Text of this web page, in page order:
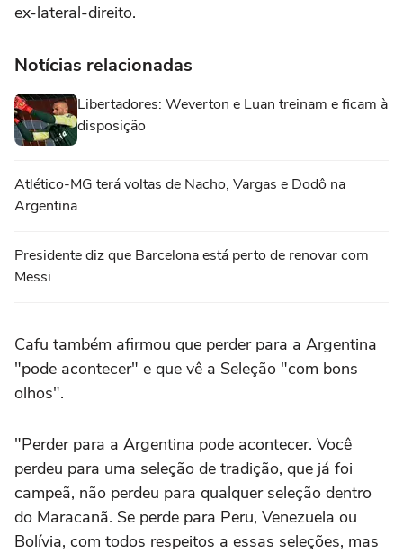
ex-lateral-direito.
Notícias relacionadas
Libertadores: Weverton e Luan treinam e ficam à
disposição
Atlético-MG terá voltas de Nacho, Vargas e Dodô na
Argentina
Presidente diz que Barcelona está perto de renovar com
Messi
Cafu também afirmou que perder para a Argentina
"pode acontecer" e que vê a Seleção "com bons
olhos".
"Perder para a Argentina pode acontecer. Você
perdeu para uma seleção de tradição, que já foi
campeã, não perdeu para qualquer seleção dentro
do Maracanã. Se perde para Peru, Venezuela ou
Bolívia, com todos respeitos a essas seleções, mas